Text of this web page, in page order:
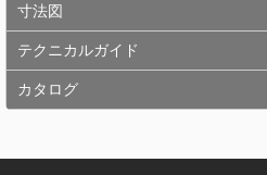
寸法図
テクニカルガイド
カタログ